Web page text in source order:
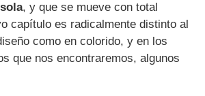
, y que se mueve con total
capítulo es radicalmente distinto al
como en colorido, y en los
que nos encontraremos, algunos